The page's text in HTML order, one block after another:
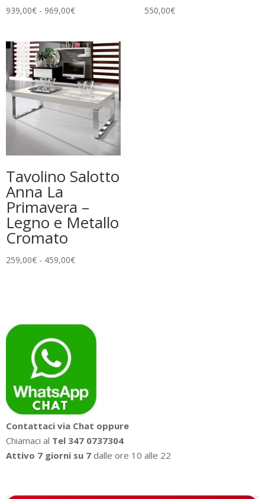
939,00€ - 969,00€Fascia
da
939,00€
a
969,00€
550,00€
Tavolino Salotto
Anna La
Primavera –
Legno e Metallo
Cromato
259,00€ - 459,00€Fascia
a
459,00€
Contattaci via Chat oppure
Chiamaci al Tel 347 0737304
Attivo 7 giorni su 7 dalle ore 10 alle 22